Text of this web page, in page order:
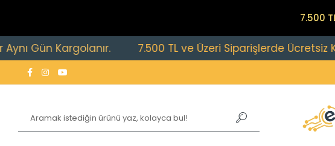
7.500
Kargolanır. 7.500 TL ve Üzeri Siparişlerde Ücretsiz Kargo